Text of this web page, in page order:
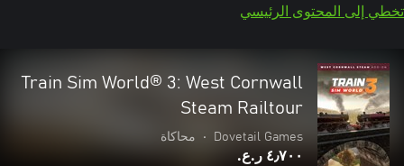
تخطي إلى المحتوى الرئيسي
Train Sim World® 3: West Cornwall
Steam Railtour
Dovetail Games
• محاكاة
٤٫٧٠٠ ر.ع.‏